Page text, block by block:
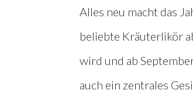
Alles neu macht das
beliebte Kräuterlikör
wird und ab
auch ein zentrales